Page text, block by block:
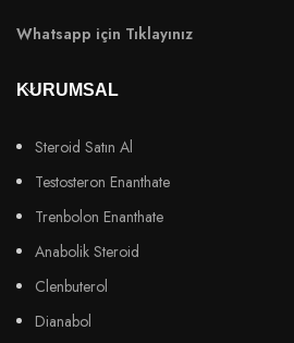
Whatsapp için Tıklayınız
KURUMSAL
Steroid Satın Al
Testosteron Enanthate
Trenbolon Enanthate
Anabolik Steroid
Clenbuterol
Dianabol